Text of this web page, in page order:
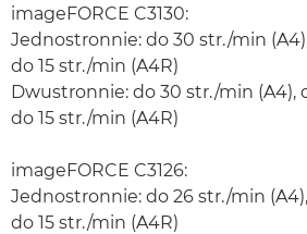
imageFORCE C3130:
Jednostronnie: do 30 str./min
do 15 str./min (A4R)
Dwustronnie: do 30 str./min (A4),
do 15 str./min (A4R)
imageFORCE C3126:
Jednostronnie: do 26 str./min
do 15 str./min (A4R)